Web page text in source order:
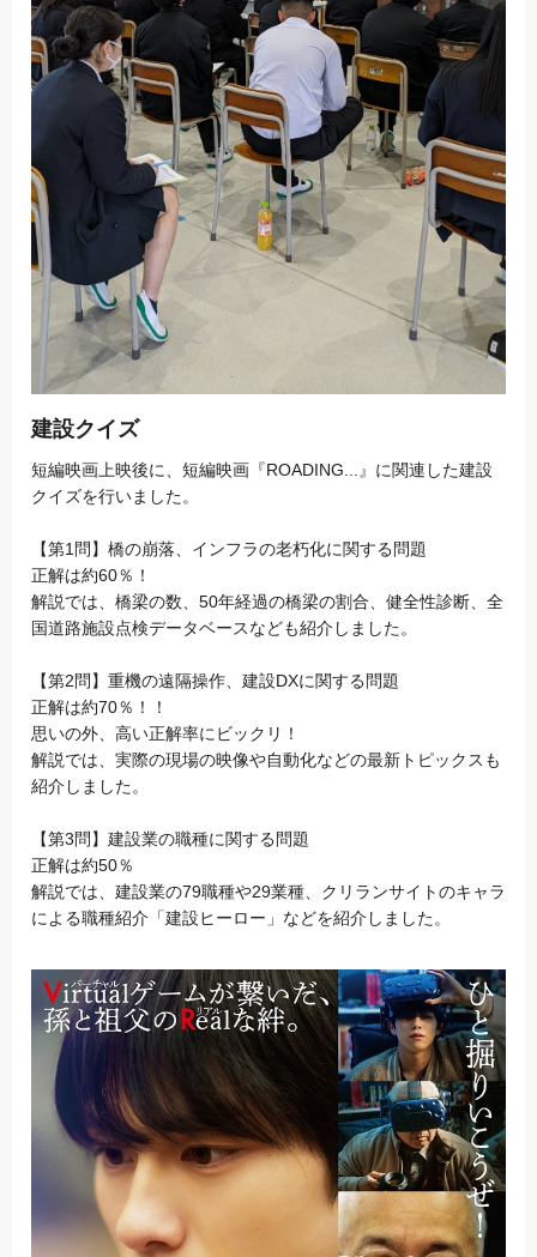
建設クイズ
短編映画上映後に、短編映画『ROADING...』に関連した建設
クイズを行いました。
【第1問】橋の崩落、インフラの老朽化に関する問題
正解は約60％！
解説では、橋梁の数、50年経過の橋梁の割合、健全性診断、全
国道路施設点検データベースなども紹介しました。
【第2問】重機の遠隔操作、建設DXに関する問題
正解は約70％！！
思いの外、高い正解率にビックリ！
解説では、実際の現場の映像や自動化などの最新トピックスも
紹介しました。
【第3問】建設業の職種に関する問題
正解は約50％
解説では、建設業の79職種や29業種、クリランサイトのキャラ
による職種紹介「建設ヒーロー」などを紹介しました。